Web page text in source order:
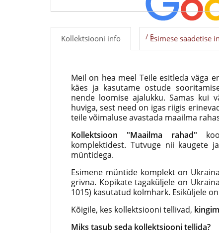
/ 5
Kollektsiooni info Esimese saadetise
Meil on hea meel Teile esitleda väga
käes ja kasutame ostude
nende loomise ajalukku. Samas kui
huviga, sest need on igas riigis
teile võimaluse avastada maailma
Kollektsioon "Maailma rahad"
komplektidest. Tutvuge nii kaugete
müntidega.
Esimene müntide komplekt on
grivna. Kopikate tagaküljele on
1015) kasutatud kolmhark. Esiküljele
Kõigile, kes kollektsiooni tellivad,
Miks tasub seda kollektsiooni tellida?